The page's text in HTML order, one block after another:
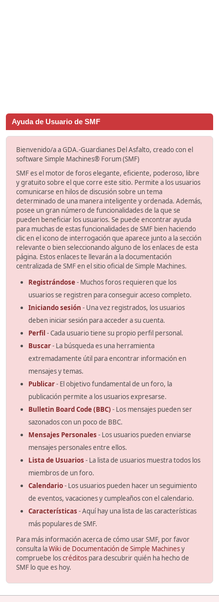
Ayuda de Usuario de SMF
Bienvenido/a a GDA.-Guardianes Del Asfalto, creado con el
software Simple Machines® Forum (SMF)
SMF es el motor de foros elegante, eficiente, poderoso, libre
y gratuito sobre el que corre este sitio. Permite a los usuarios
comunicarse en hilos de discusión sobre un tema
determinado de una manera inteligente y ordenada. Además,
posee un gran número de funcionalidades de la que se
pueden beneficiar los usuarios. Se puede encontrar ayuda
para muchas de estas funcionalidades de SMF bien haciendo
clic en el icono de interrogación que aparece junto a la sección
relevante o bien seleccionando alguno de los enlaces de esta
página. Estos enlaces te llevarán a la documentación
centralizada de SMF en el sitio oficial de Simple Machines.
Registrándose- Muchos foros requieren que los
usuarios se registren para conseguir acceso completo.
Iniciando sesión - Una vez registrados, los usuarios
deben iniciar sesión para acceder a su cuenta.
Perfil - Cada usuario tiene su propio perfil personal.
Buscar- La búsqueda es una herramienta
extremadamente útil para encontrar información en
mensajes y temas.
Publicar- El objetivo fundamental de un foro, la
publicación permite a los usuarios expresarse.
Bulletin Board Code (BBC) - Los mensajes pueden ser
sazonados con un poco de BBC.
Mensajes Personales - Los usuarios pueden enviarse
mensajes personales entre ellos.
Lista de Usuarios - La lista de usuarios muestra todos los
miembros de un foro.
Calendario- Los usuarios pueden hacer un seguimiento
de eventos, vacaciones y cumpleaños con el calendario.
Características - Aquí hay una lista de las características
más populares de SMF.
Para más información acerca de cómo usar SMF, por favor
consulta laWiki de Documentación de Simple Machinesy
compruebe loscréditos para descubrir quién ha hecho de
SMF lo que es hoy.